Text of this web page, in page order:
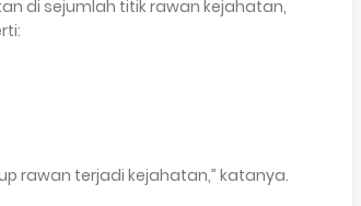
di sejumlah titik rawan kejahatan,
rawan terjadi kejahatan,” katanya.